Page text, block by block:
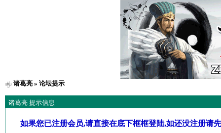
诸葛亮» 论坛提示
诸葛亮 提示信息
如果您已注册会员,请直接在底下框框登陆,如还没注册请